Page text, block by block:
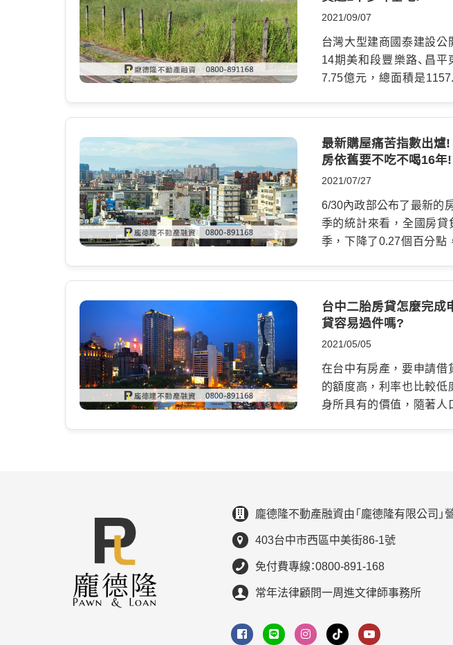
有了基本買盤就更容易獲
進人口紅利成長的輔助作
運綠線、鐵路高架橋等
COSTCO、漢神百貨、台
點的興趣，陸續移入開業
重劃區低房價吸引購屋族
因素，在於房價是否合適
元，能買到位於郊區新興
近來淡水區因為輕軌通車
預定2024年完工啟用的淡
市創造利多的形勢，加
的低價格吸引力強大，成
桃園市的龜山、桃園、楊
軌道建設，以及1字頭的
置產，以距離換來低總價
能力的要點，重劃區有大
計與物業管理能力的程
件。 相關房市時事新聞新
構相關的逢甲商務旅館所
於裕毛屋崇德店的土地
坪150萬元的價格售出，
地，且還有容積率高又三
館在今年5月也以總價
團旗下的惠昇建設所買下
換算土地單價大約66萬，
下大慶站，擁有雙鐵共構
能，未來房價可期，因此
創下土地價格新高度。當
盛、可提高貸款成數以及
成為熱門話題果然還是
區，不僅有大型美式賣場
等大型建設，北屯區成為
站穩4字頭不是問題! 相關
2021/09/07
台灣大型建商國泰建設公
14期美和段豐樂路、昌
7.75億元，總面積是
準換屋潮，國泰建設7/31
額高達50億元的MOST+
成果，購買力道相當強勁
錢購入美和段1157坪土地
發展深具信心。 國泰買下
出的陸府14期新案旁邊
加土地的狀況，全部是新
推出的THE…
最新購屋痛苦指數出爐
房依舊要不吃不喝16年!
2021/07/27
6/30內政部公布了最新的
季的統計來看，全國房
季，下降了0.27個百分點
據數據顯示，全台最高
冠，達62.17%，不過這
點。 …
台中二胎房貸怎麼完成
貸容易過件嗎?
2021/05/05
在台中有房產，要申請借
的額度高，利率也比較
身所具有的價值，隨著人
是多少? 龐德隆的利率最
若是臨時有資金需求，隨
助您快速借也能快速還，
財力證明、負債狀況不是
價值高，未來還有上漲空
債權人排在後面，風險
龐德隆不動產融資由「龐德隆有限公司」
403台中市西區中美街86-1號
免付費專線：0800-891-168
常年法律顧問一周進文律師事務所